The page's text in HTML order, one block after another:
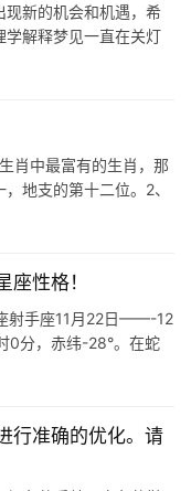
现新的机会和机遇，希
学解释梦见一直在关灯
肖中最富有的生肖，那
地支的第十二位。2、
性格！
射手座11月22日——-12
0分，赤纬-28°。在蛇
行准确的优化。请